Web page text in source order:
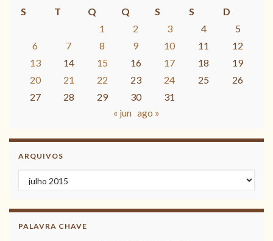
S
T Q Q S S
D
1
2 3 4
5
6
7 8 9 10 11
12
13
14 15 16 17 18
19
20
21 22 23 24 25
26
27
28 29 30
31
« jun ago »
ARQUIVOS
Arquivos
PALAVRA CHAVE